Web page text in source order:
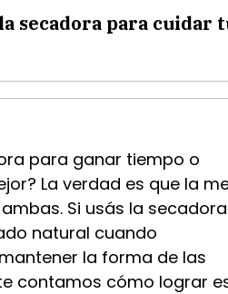
secadora para
para ganar tiempo o
La verdad es que la
Si usás la secadora
natural cuando
la forma de las
contamos cómo lograr